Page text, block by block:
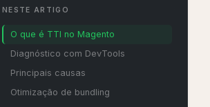
NESTE ARTIGO
O que é TTI no Magento
Diagnóstico com DevTools
Principais causas
Otimização de bundling